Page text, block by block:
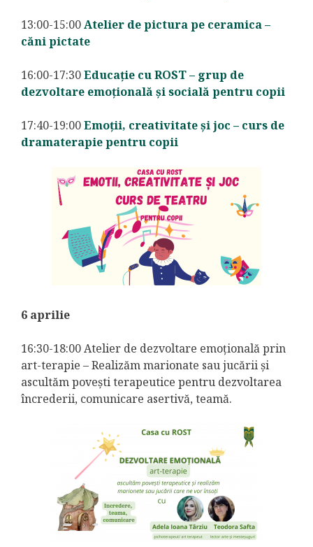
13:00-15:00Atelier de pictura pe ceramica –
căni pictate
16:00-17:30Educație cu ROST – grup de
dezvoltare emoțională și socială pentru copii
17:40-19:00Emoții, creativitate și joc – curs de
dramaterapie pentru copii
6 aprilie
16:30-18:00 Atelier de dezvoltare emoțională prin
art-terapie – Realizăm marionate sau jucării și
ascultăm povești terapeutice pentru dezvoltarea
încrederii, comunicare asertivă, teamă.